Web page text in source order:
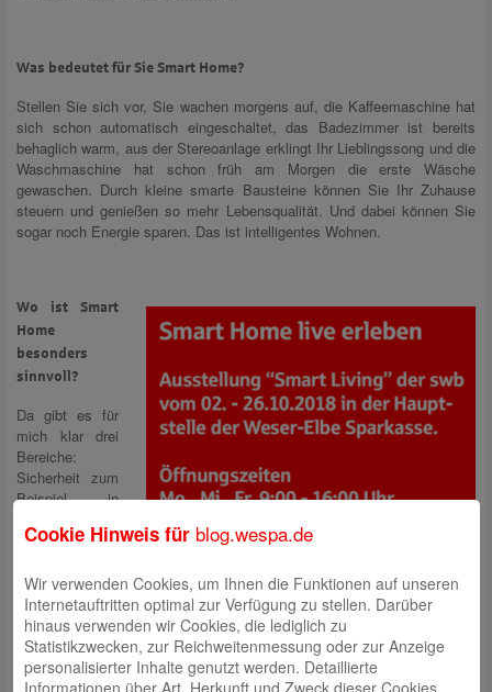
Was bedeutet für Sie Smart Home?
Stellen Sie sich vor, Sie wachen morgens auf, die Kaffeemaschine hat
sich schon automatisch eingeschaltet, das Badezimmer ist bereits
behaglich warm, aus der Stereoanlage erklingt Ihr Lieblingssong und die
Waschmaschine hat schon früh am Morgen die erste Wäsche
gewaschen. Durch kleine smarte Bausteine können Sie Ihr Zuhause
steuern und genießen so mehr Lebensqualität. Und dabei können Sie
sogar noch Energie sparen. Das ist intelligentes Wohnen.
Wo ist Smart
Home
besonders
sinnvoll?
Da gibt es für
mich klar drei
Bereiche:
Sicherheit zum
Beispiel in
Türen und
smarte Steuerung der Heizung sowie eine intelligente Beleuchtung, die
natürlich auch im Rahmen verschiedener Sicherheitsvorkehrungen eine
entscheidende Rolle einnehmen kann. Zum Beispiel, wenn man in den
Sommerferien lange nicht zu Hause ist. Da verschaffen Smart Home-
Produkte ein gutes sicheres Gefühl.
Cookie Hinweis für blog.wespa.de
Wir verwenden Cookies, um Ihnen die Funktionen auf unseren
Internetauftritten optimal zur Verfügung zu stellen. Darüber
hinaus verwenden wir Cookies, die lediglich zu
Statistikzwecken, zur Reichweitenmessung oder zur Anzeige
personalisierter Inhalte genutzt werden. Detaillierte
Informationen über Art, Herkunft und Zweck dieser Cookies